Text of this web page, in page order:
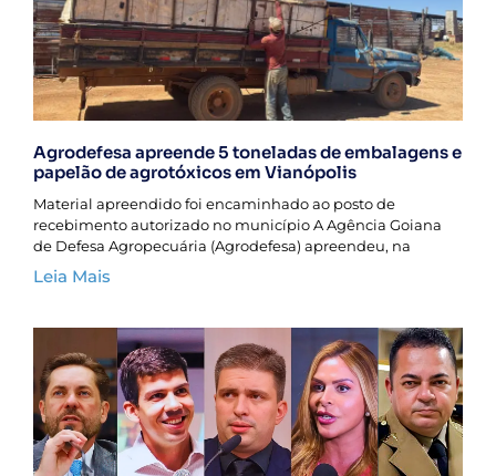
Agrodefesa apreende 5 toneladas de embalagens e
papelão de agrotóxicos em Vianópolis
Material apreendido foi encaminhado ao posto de
recebimento autorizado no município A Agência Goiana
de Defesa Agropecuária (Agrodefesa) apreendeu, na
Leia Mais